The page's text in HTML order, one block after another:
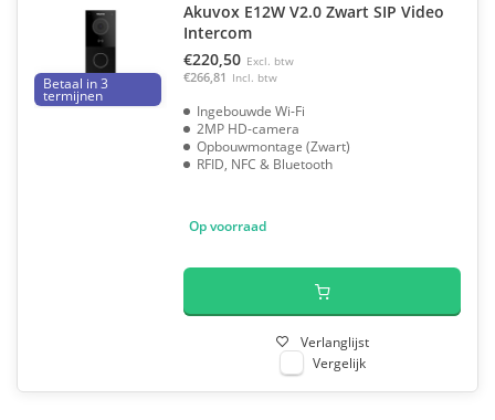
Betaal in 3
termijnen
Akuvox E12W V2.0 Zwart SIP Video
Intercom
€220,50 Excl. btw
€266,81 Incl. btw
Ingebouwde Wi-Fi
2MP HD-camera
Opbouwmontage (Zwart)
RFID, NFC & Bluetooth
Op voorraad
Verlanglijst
Vergelijk